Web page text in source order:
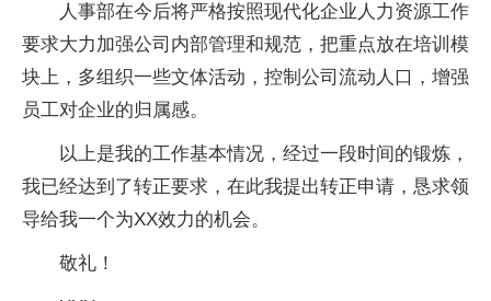
人事部在今后将严格按照现代化企业人力资源工作
要求大力加强公司内部管理和规范，把重点放在培训模
块上，多组织一些文体活动，控制公司流动人口，增强
员工对企业的归属感。
以上是我的工作基本情况，经过一段时间的锻炼，
我已经达到了转正要求，在此我提出转正申请，恳求领
导给我一个为XX效力的机会。
敬礼！